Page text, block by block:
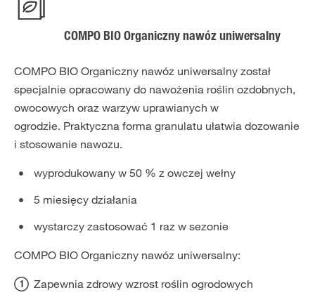
COMPO BIO Organiczny nawóz uniwersalny
COMPO BIO Organiczny nawóz uniwersalny został
specjalnie opracowany do nawożenia roślin ozdobnych,
owocowych oraz warzyw uprawianych w
ogrodzie. Praktyczna forma granulatu ułatwia dozowanie
i stosowanie nawozu.
wyprodukowany w 50 % z owczej wełny
5 miesięcy działania
wystarczy zastosować 1 raz w sezonie
COMPO BIO Organiczny nawóz uniwersalny:
Zapewnia zdrowy wzrost roślin ogrodowych